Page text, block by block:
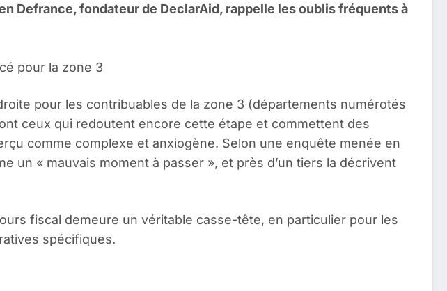
Defrance, fondateur de DeclarAid, rappelle les oublis fréquents à
pour la zone 3
pour les contribuables de la zone 3 (départements numérotés
ceux qui redoutent encore cette étape et commettent des
comme complexe et anxiogène. Selon une enquête menée en
un « mauvais moment à passer », et près d’un tiers la décrivent
fiscal demeure un véritable casse-tête, en particulier pour les
spécifiques.